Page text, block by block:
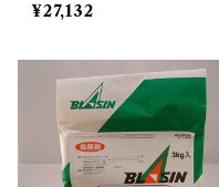
¥27,132